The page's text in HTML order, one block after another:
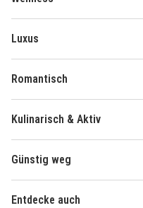
Luxus
Romantisch
Kulinarisch & Aktiv
Günstig weg
Entdecke auch